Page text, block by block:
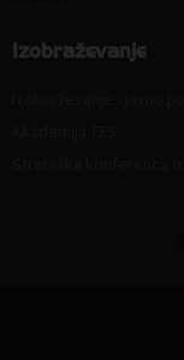
Izobraževanje